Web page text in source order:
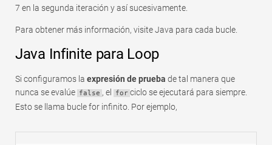
7 en la segunda iteración y así sucesivamente.
Para obtener más información, visite Java para cada bucle.
Java Infinite para Loop
Si configuramos la expresión de prueba de tal manera que
nunca se evalúe false , el for ciclo se ejecutará para siempre.
Esto se llama bucle for infinito. Por ejemplo,